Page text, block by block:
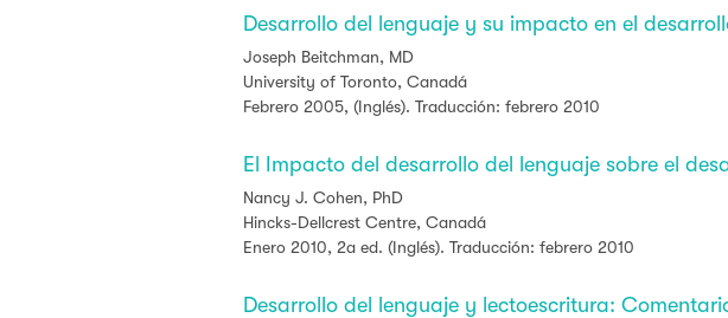
Desarrollo del lenguaje y su impacto en el
Joseph Beitchman, MD
University of Toronto, Canadá
Febrero 2005, (Inglés). Traducción: febrero 2010
El Impacto del desarrollo del lenguaje sobre el
Nancy J. Cohen, PhD
Hincks-Dellcrest Centre, Canadá
Enero 2010, 2a ed. (Inglés). Traducción: febrero 2010
Desarrollo del lenguaje y lectoescritura: